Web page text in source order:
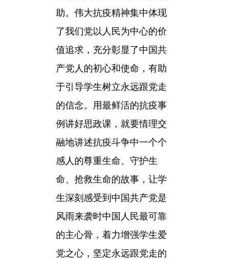
助。伟大抗疫精神集中体现
了我们党以人民为中心的价
值追求，充分彰显了中国共
产党人的初心和使命，有助
于引导学生树立永远跟党走
的信念。用最鲜活的抗疫事
例讲好思政课，就要情理交
融地讲述抗疫斗争中一个个
感人的尊重生命、守护生
命、抢救生命的故事，让学
生深刻感受到中国共产党是
风雨来袭时中国人民最可靠
的主心骨，着力增强学生爱
党之心，坚定永远跟党走的